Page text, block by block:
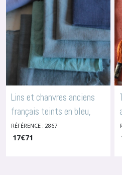
Lins et chanvres anciens
français teints en bleu,
2867-Lins Anciens Teints
RÉFÉRENCE : 2867
17€71